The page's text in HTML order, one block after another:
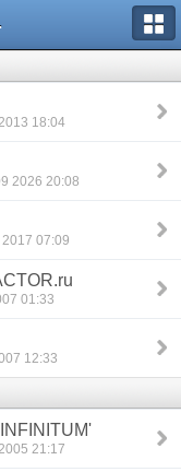
18:04
2026 20:08
07:09
01:33
12:33
21:17